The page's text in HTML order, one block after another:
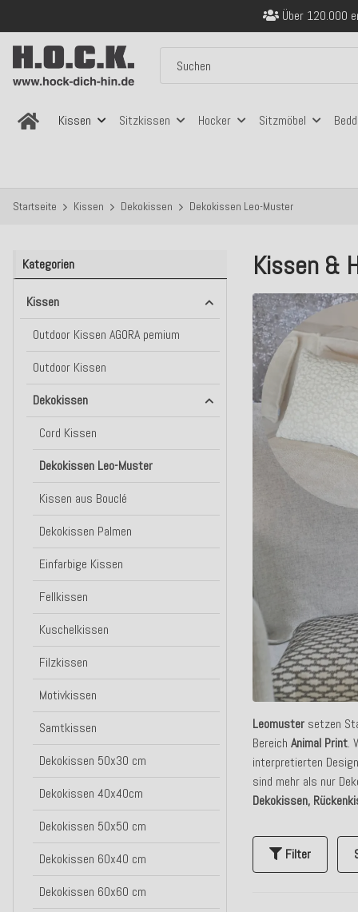
Sicher
Kostenloser Versand
Kissen
Sitzkissen Hocker Sitzmöbel
Startseite Kissen Dekokissen Dekokissen Leo-Muster
Kissen &
Leomuster setzen
Bereich Animal Print.
interpretierten
sind mehr als nur
Dekokissen,
Filter
Kategorien
Kissen
Outdoor Kissen AGORA pemium
Outdoor Kissen
Dekokissen
Cord Kissen
Dekokissen Leo-Muster
Kissen aus Bouclé
Dekokissen Palmen
Einfarbige Kissen
Fellkissen
Kuschelkissen
Filzkissen
Motivkissen
Samtkissen
Dekokissen 50x30 cm
Dekokissen 40x40cm
Dekokissen 50x50 cm
Dekokissen 60x40 cm
Dekokissen 60x60 cm